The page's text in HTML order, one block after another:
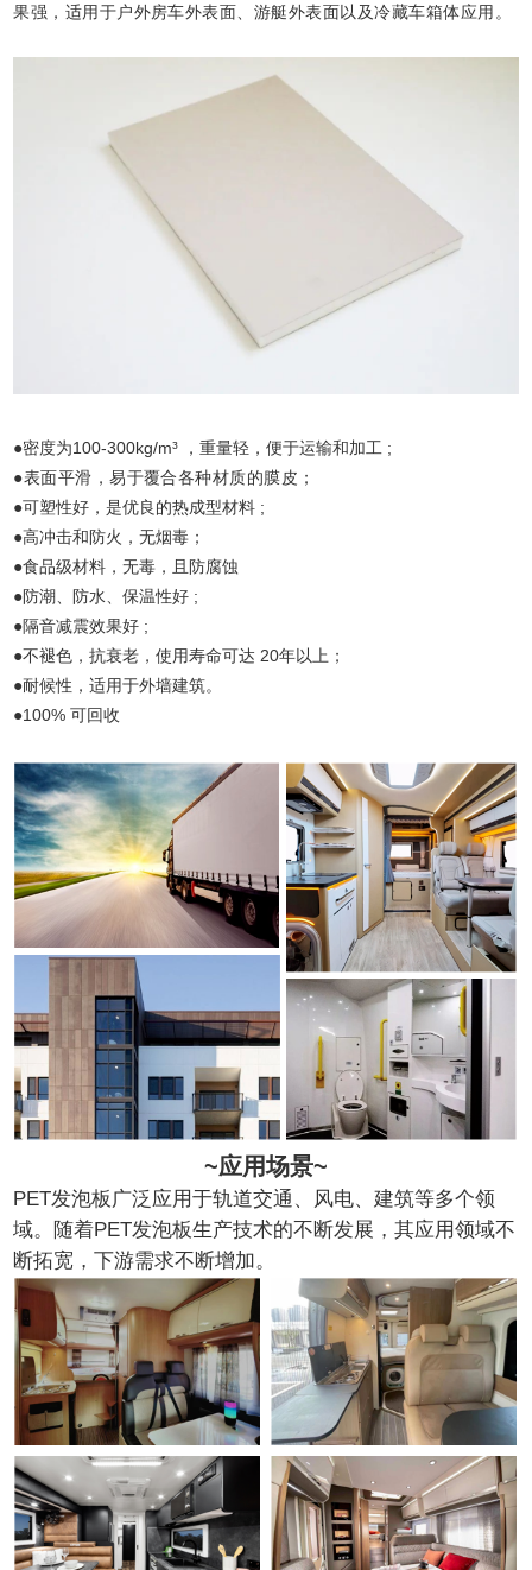
果强，适用于户外房车外表面、游艇外表面以及冷藏车箱体应用。
●密度为100-300kg/m³ ，重量轻，便于运输和加工 ;
●表面平滑，易于覆合各种材质的膜皮；
●可塑性好，是优良的热成型材料 ;
●高冲击和防火，无烟毒；
●食品级材料，无毒，且防腐蚀
●防潮、防水、保温性好 ;
●隔音减震效果好 ;
●不褪色，抗衰老，使用寿命可达 20年以上；
●耐候性，适用于外墙建筑。
●100% 可回收
~应用场景~
PET发泡板广泛应用于轨道交通、风电、建筑等多个领
域。随着PET发泡板生产技术的不断发展，其应用领域不
断拓宽，下游需求不断增加。